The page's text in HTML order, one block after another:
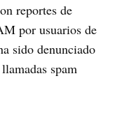
reportes de
por usuarios de
sido denunciado
spam